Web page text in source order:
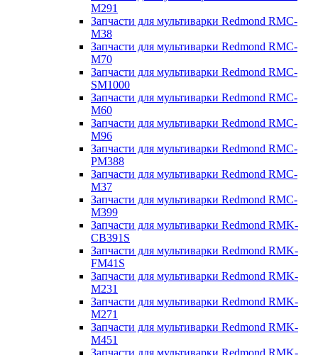
M291
Запчасти для мультиварки Redmond RMC-
M38
Запчасти для мультиварки Redmond RMC-
M70
Запчасти для мультиварки Redmond RMC-
SM1000
Запчасти для мультиварки Redmond RMC-
M60
Запчасти для мультиварки Redmond RMC-
M96
Запчасти для мультиварки Redmond RMC-
PM388
Запчасти для мультиварки Redmond RMC-
M37
Запчасти для мультиварки Redmond RMC-
M399
Запчасти для мультиварки Redmond RMK-
CB391S
Запчасти для мультиварки Redmond RMK-
FM41S
Запчасти для мультиварки Redmond RMK-
M231
Запчасти для мультиварки Redmond RMK-
M271
Запчасти для мультиварки Redmond RMK-
M451
Запчасти для мультиварки Redmond RMK-